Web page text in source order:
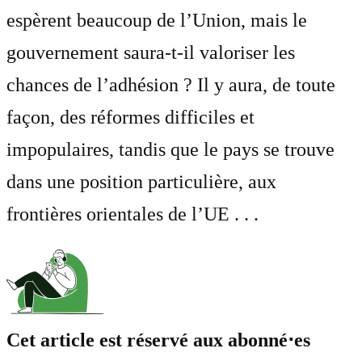
espèrent beaucoup de l’Union, mais le
gouvernement saura-t-il valoriser les
chances de l’adhésion ? Il y aura, de toute
façon, des réformes difficiles et
impopulaires, tandis que le pays se trouve
dans une position particulière, aux
frontières orientales de l’UE . . .
Cet article est réservé aux abonné⋅es